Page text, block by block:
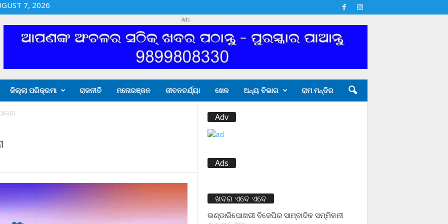
7, 2026
Ads
ଜିଲ୍ଲା ପରିକ୍ରମା ରାଜନୀତି ମନୋରଞ୍ଜନ ଜୀବନଚର୍ଯ୍ୟା ଖେଳ ଅନ୍ୟ ବିଭାଗ ରାମ ମନ୍ଦିର
Adv
Ads
ଖବର ଏବେ ଏବେ
ଭଣ୍ଡାରିପୋଖରୀ ବିଜେପିର ସାମ୍ବାଦିକ ସମ୍ମିଳନୀ